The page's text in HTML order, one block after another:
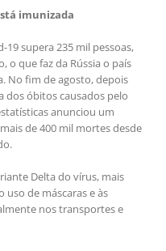
imunizada
supera 235 mil pessoas,
o que faz da Rússia o país
No fim de agosto, depois
dos óbitos causados pelo
anunciou um
de 400 mil mortes desde
Delta do vírus, mais
uso de máscaras e às
nos transportes e